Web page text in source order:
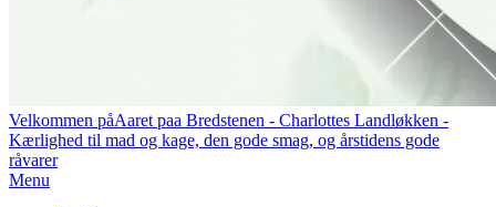
Velkommen påAaret paa Bredstenen - Charlottes Landløkken -
Kærlighed til mad og kage, den gode smag, og årstidens gode
råvarer
Primary
Menu